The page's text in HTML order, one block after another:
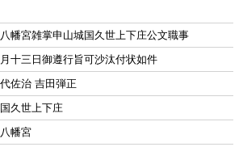
幡宮雑掌申山城国久世上下庄公文職事
十三日御遵行旨可沙汰付状如件
佐治 吉田弾正
久世上下庄
幡宮